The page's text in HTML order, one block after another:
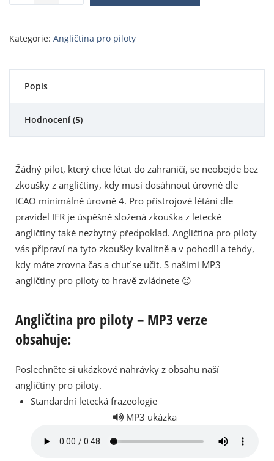
Kategorie: Angličtina pro piloty
Popis
Hodnocení (5)
Žádný pilot, který chce létat do zahraničí, se neobejde bez
zkoušky z angličtiny, kdy musí dosáhnout úrovně dle
ICAO minimálně úrovně 4. Pro přístrojové létání dle
pravidel IFR je úspěšně složená zkouška z letecké
angličtiny také nezbytný předpoklad. Angličtina pro piloty
vás připraví na tyto zkoušky kvalitně a v pohodlí a tehdy,
kdy máte zrovna čas a chuť se učit. S našimi MP3
angličtiny pro piloty to hravě zvládnete 😉
Angličtina pro piloty – MP3 verze
obsahuje:
Poslechněte si ukázkové nahrávky z obsahu naší
angličtiny pro piloty.
Standardní letecká frazeologie
MP3 ukázka